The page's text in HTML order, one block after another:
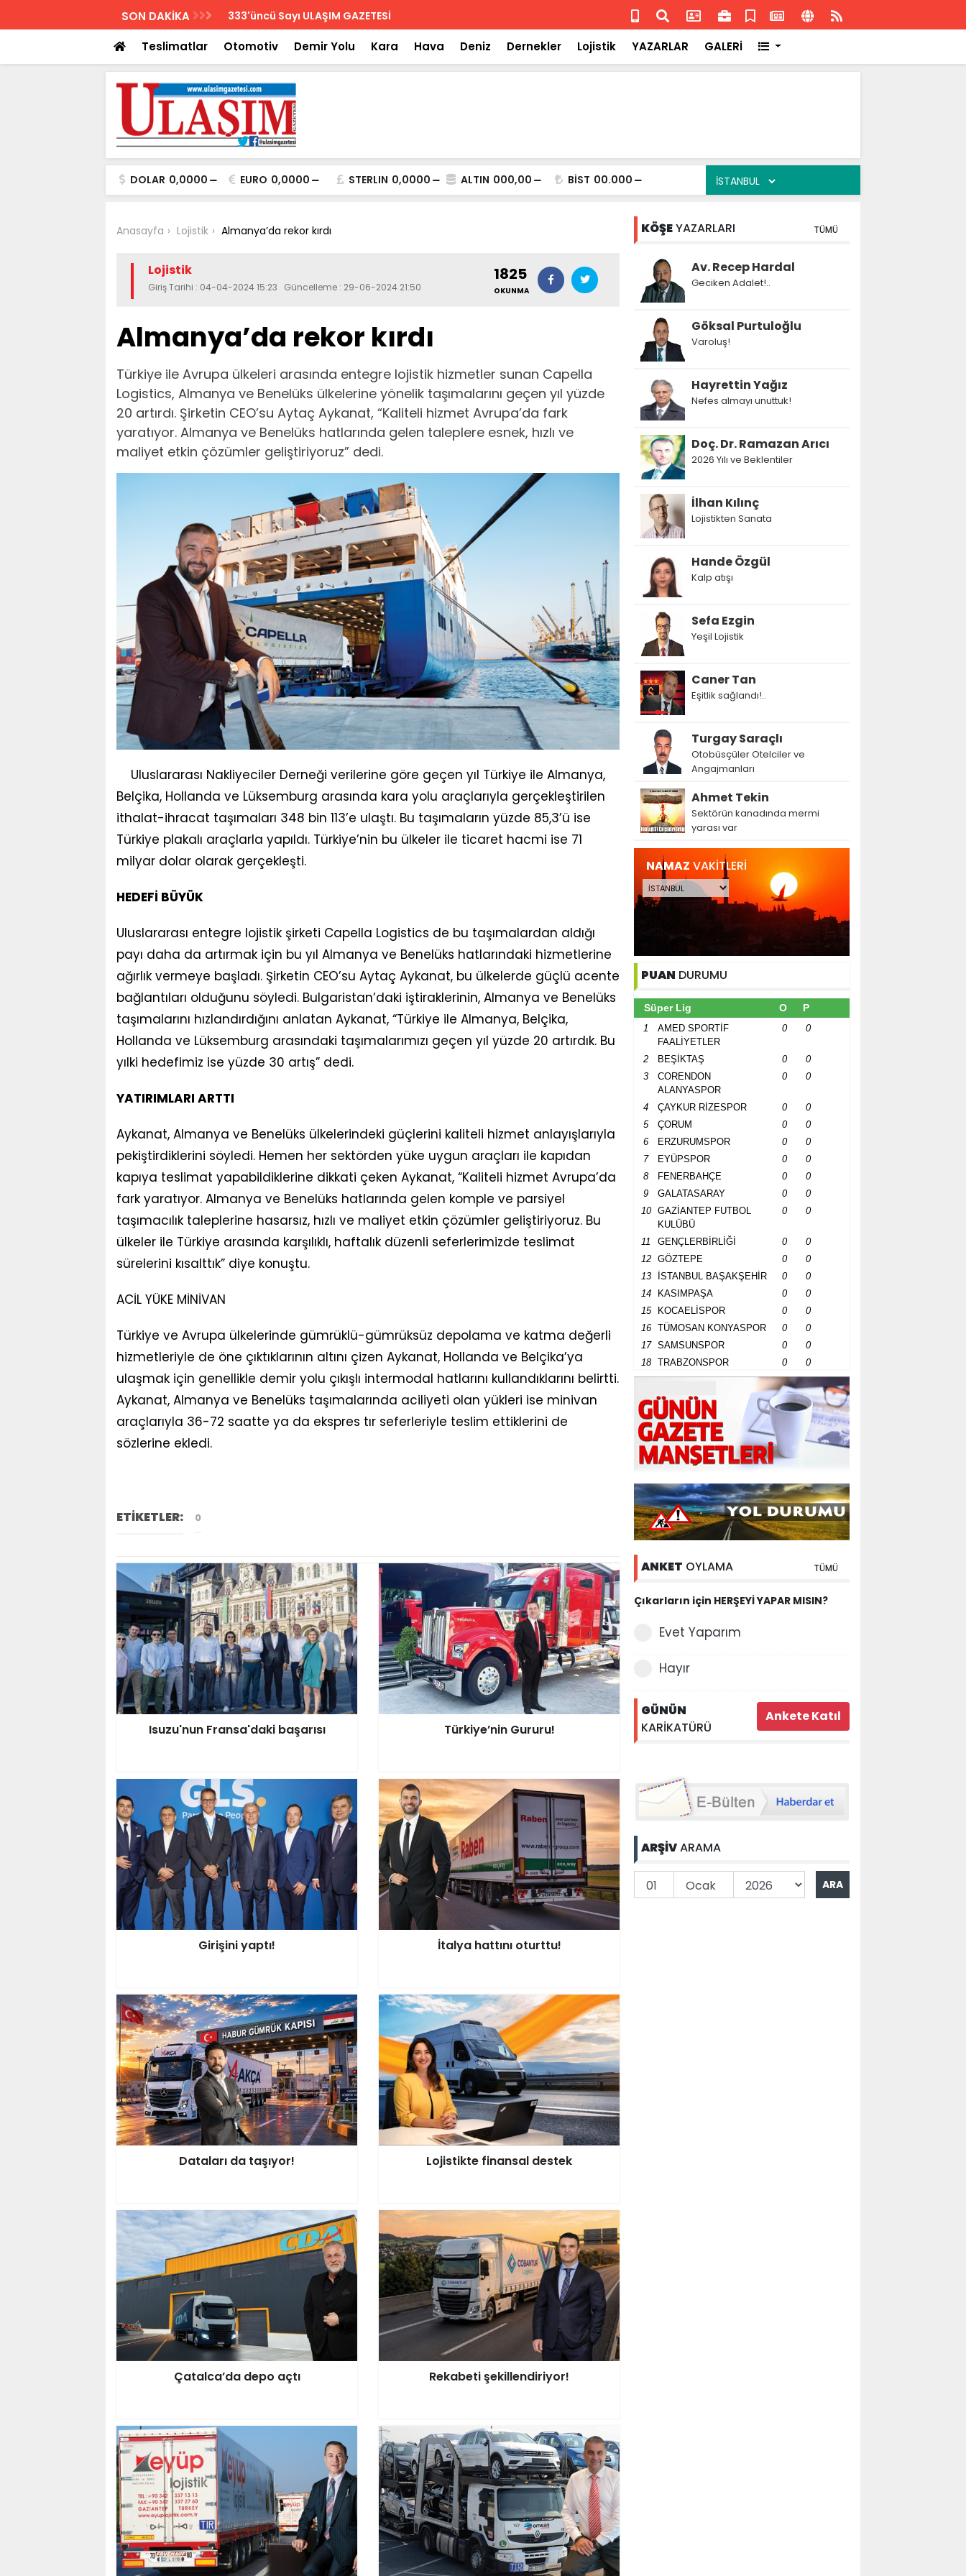
SON DAKİKA Biletler 12 saatte iade Isuzu'nun Fransa'daki başarısı
Teslimatlar Otomotiv Demir Yolu Kara Hava Deniz Dernekler Lojistik YAZARLAR GALERİ
DOLAR 0,0000 EURO 0,0000 STERLIN 0,0000 ALTIN 000,00 BİST 00.000
Anasayfa Lojistik Almanya’da rekor kırdı
Lojistik
Giriş Tarihi : 04-04-2024 15:23 Güncelleme : 29-06-2024 21:50
1825
OKUNMA
Almanya’da rekor kırdı
Türkiye ile Avrupa ülkeleri arasında entegre lojistik hizmetler sunan Capella
Logistics, Almanya ve Benelüks ülkelerine yönelik taşımalarını geçen yıl yüzde
20 artırdı. Şirketin CEO’su Aytaç Aykanat, “Kaliteli hizmet Avrupa’da fark
yaratıyor. Almanya ve Benelüks hatlarında gelen taleplere esnek, hızlı ve
maliyet etkin çözümler geliştiriyoruz” dedi.
Uluslararası Nakliyeciler Derneği verilerine göre geçen yıl Türkiye ile Almanya,
Belçika, Hollanda ve Lüksemburg arasında kara yolu araçlarıyla gerçekleştirilen
ithalat-ihracat taşımaları 348 bin 113’e ulaştı. Bu taşımaların yüzde 85,3’ü ise
Türkiye plakalı araçlarla yapıldı. Türkiye’nin bu ülkeler ile ticaret hacmi ise 71
milyar dolar olarak gerçekleşti.
HEDEFİ BÜYÜK
Uluslararası entegre lojistik şirketi Capella Logistics de bu taşımalardan aldığı
payı daha da artırmak için bu yıl Almanya ve Benelüks hatlarındaki hizmetlerine
ağırlık vermeye başladı. Şirketin CEO’su Aytaç Aykanat, bu ülkelerde güçlü acente
bağlantıları olduğunu söyledi. Bulgaristan’daki iştiraklerinin, Almanya ve Benelüks
taşımalarını hızlandırdığını anlatan Aykanat, “Türkiye ile Almanya, Belçika,
Hollanda ve Lüksemburg arasındaki taşımalarımızı geçen yıl yüzde 20 artırdık. Bu
yılki hedefimiz ise yüzde 30 artış” dedi.
YATIRIMLARI ARTTI
Aykanat, Almanya ve Benelüks ülkelerindeki güçlerini kaliteli hizmet anlayışlarıyla
pekiştirdiklerini söyledi. Hemen her sektörden yüke uygun araçları ile kapıdan
kapıya teslimat yapabildiklerine dikkati çeken Aykanat, “Kaliteli hizmet Avrupa’da
fark yaratıyor. Almanya ve Benelüks hatlarında gelen komple ve parsiyel
taşımacılık taleplerine hasarsız, hızlı ve maliyet etkin çözümler geliştiriyoruz. Bu
ülkeler ile Türkiye arasında karşılıklı, haftalık düzenli seferlerimizde teslimat
sürelerini kısalttık” diye konuştu.
ACİL YÜKE MİNİVAN
Türkiye ve Avrupa ülkelerinde gümrüklü-gümrüksüz depolama ve katma değerli
hizmetleriyle de öne çıktıklarının altını çizen Aykanat, Hollanda ve Belçika’ya
ulaşmak için genellikle demir yolu çıkışlı intermodal hatlarını kullandıklarını belirtti.
Aykanat, Almanya ve Benelüks taşımalarında aciliyeti olan yükleri ise minivan
araçlarıyla 36-72 saatte ya da ekspres tır seferleriyle teslim ettiklerini de
sözlerine ekledi.
ETİKETLER: 0
Isuzu'nun Fransa'daki başarısı Türkiye’nin Gururu!
Girişini yaptı! İtalya hattını oturttu!
Dataları da taşıyor! Lojistikte finansal destek
Çatalca’da depo açtı Rekabeti şekillendiriyor!
KÖŞEYAZARLARI TÜMÜ
Av. Recep Hardal
Geciken Adalet!..
Göksal Purtuloğlu
Varoluş!
Hayrettin Yağız
Nefes almayı unuttuk!
Doç. Dr. Ramazan Arıcı
2026 Yılı ve Beklentiler
İlhan Kılınç
Lojistikten Sanata
Hande Özgül
Kalp atışı
Sefa Ezgin
Yeşil Lojistik
Caner Tan
Eşitlik sağlandı!..
Turgay Saraçlı
Otobüsçüler Otelciler ve
Angajmanları
Ahmet Tekin
Sektörün kanadında mermi
yarası var
NAMAZ VAKİTLERİ
PUAN DURUMU
Süper Lig O P
1
AMED SPORTİF
FAALİYETLER
0 0
2 BEŞİKTAŞ 0
0
3
CORENDON
ALANYASPOR
0 0
4 ÇAYKUR RİZESPOR 0
0
5
ÇORUM 0
0
6
ERZURUMSPOR 0
0
7
EYÜPSPOR 0
0
8
FENERBAHÇE 0
0
9
GALATASARAY 0
0
10
GAZİANTEP FUTBOL
KULÜBÜ
0 0
11 GENÇLERBİRLİĞİ 0
0
12
GÖZTEPE 0
0
13
İSTANBUL BAŞAKŞEHİR 0
0
14
KASIMPAŞA 0
0
15
KOCAELİSPOR 0
0
16
TÜMOSAN KONYASPOR 0
0
17
SAMSUNSPOR 0
0
18
TRABZONSPOR 0 0
ANKET OYLAMA TÜMÜ
Çıkarların için HERŞEYİ YAPAR MISIN?
Evet Yaparım
Hayır
GÜNÜN
KARİKATÜRÜ
ARŞİVARAMA